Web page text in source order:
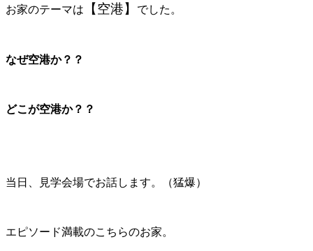
お家のテーマは 【空港】 でした。
なぜ空港か？？
どこが空港か？？
当日、見学会場でお話します。（猛爆）
エピソード満載のこちらのお家。